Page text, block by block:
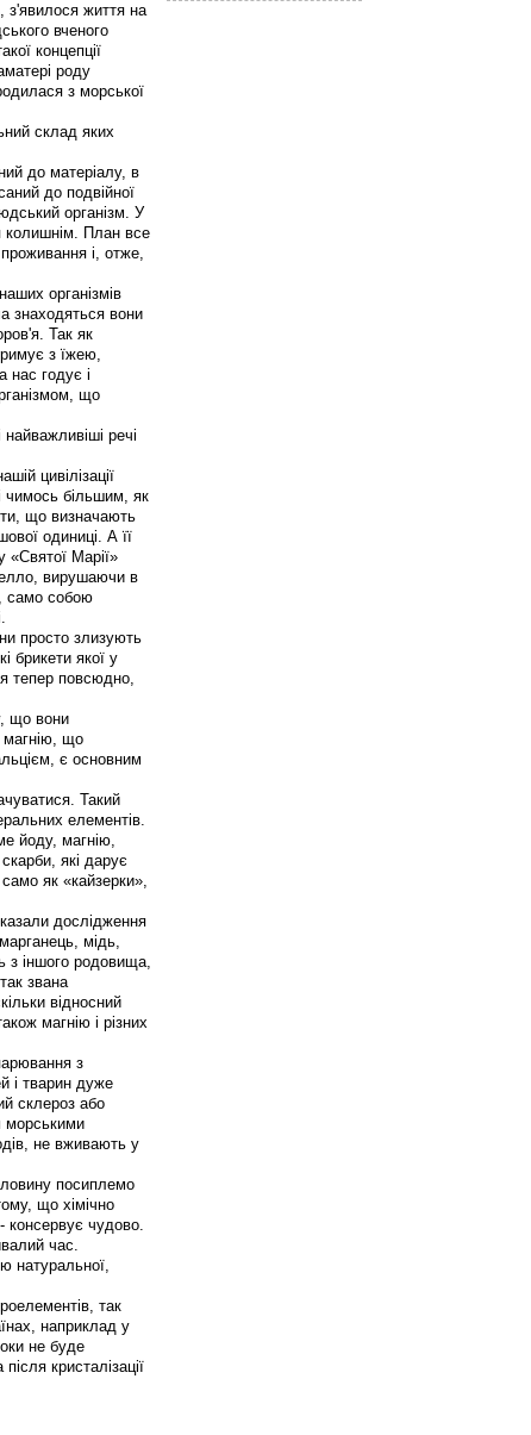
з'явилося життя на
вченого
концепції
роду
з морської
склад яких
до матеріалу, в
до подвійної
організм. У
колишнім. План все
і, отже,
організмів
знаходяться вони
Так як
з їжею,
нас годує і
що
речі
цивілізації
чимось більшим, як
що визначають
одиниці. А її
«Святої Марії»
вирушаючи в
само собою
просто злизують
брикети якої у
тепер повсюдно,
що вони
магнію, що
є основним
Такий
елементів.
йоду, магнію,
які дарує
як «кайзерки»,
дослідження
мідь,
з іншого родовища,
звана
відносний
магнію і різних
з
і тварин дуже
склероз або
морськими
не вживають у
посиплемо
що хімічно
консервує чудово.
час.
натуральної,
так
наприклад у
не буде
кристалізації